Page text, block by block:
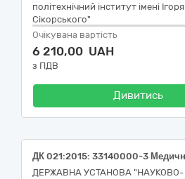
політехнічний інститут імені Ігоря
Сікорського"
Очікувана вартість
6 210,00 UAH
з ПДВ
Дивитись
ДЕРЖАВНА УСТАНОВА "НАУКОВО-